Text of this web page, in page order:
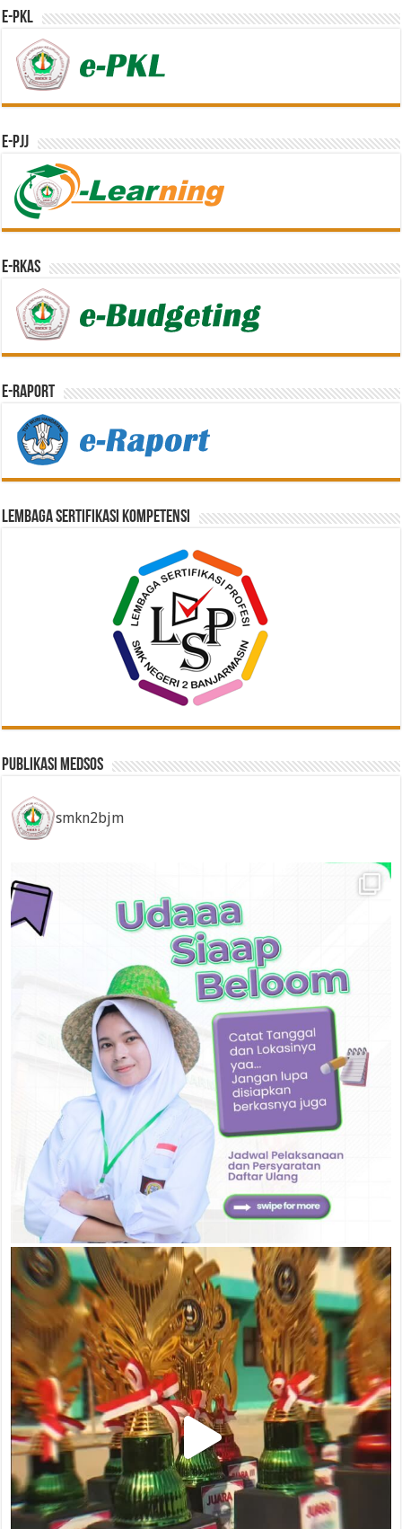
e-PKL
e-PJJ
e-RKAS
E-Raport
Lembaga Sertifikasi Kompetensi
Publikasi Medsos
smkn2bjm